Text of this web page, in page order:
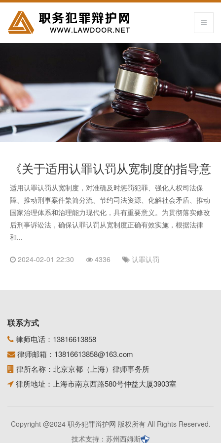
《关于适用认罪认罚从宽制度的指导意
见 》及指导案例
适用认罪认罚从宽制度，对准确及时惩罚犯罪、强化人权司法保
障、推动刑事案件繁简分流、节约司法资源、化解社会矛盾、推动
国家治理体系和治理能力现代化，具有重要意义。为贯彻落实修改
后刑事诉讼法，确保认罪认罚从宽制度正确有效实施，根据法律
和...
2024-02-01 22:30 4336 认罪认罚
联系方式
律师电话： 13816613858
律师邮箱： 13816613858@163.com
律所名称：北京京都（上海）律师事务所
律所地址：上海市南京西路580号仲益大厦3903室
Copyright @2024 职务犯罪辩护网 版权所有 All Rights Reserved.
技术支持： 苏州西姆斯